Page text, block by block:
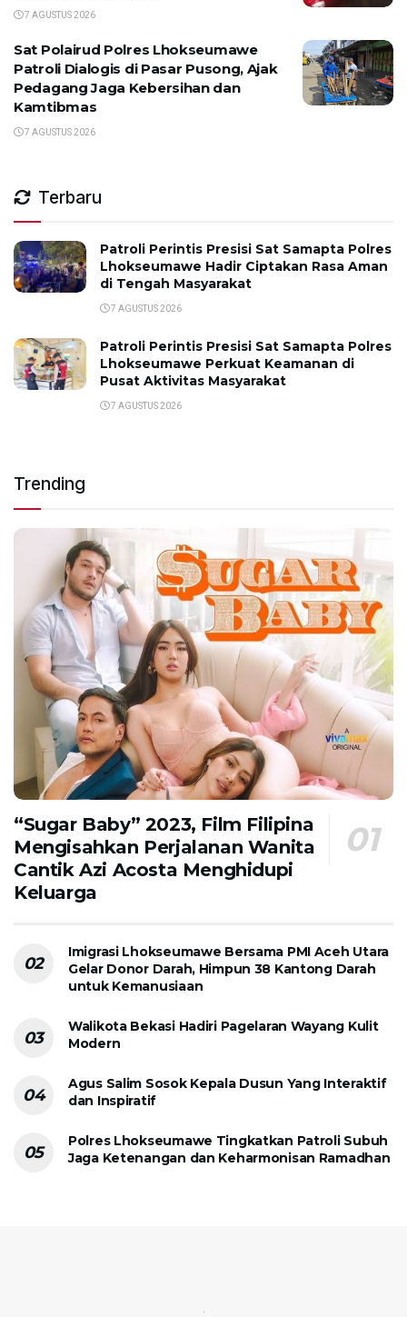
7 AGUSTUS 2026
Sat Polairud Polres Lhokseumawe
Patroli Dialogis di Pasar Pusong, Ajak
Pedagang Jaga Kebersihan dan
Kamtibmas
7 AGUSTUS 2026
Terbaru
Patroli Perintis Presisi Sat Samapta Polres
Lhokseumawe Hadir Ciptakan Rasa Aman
di Tengah Masyarakat
7 AGUSTUS 2026
Patroli Perintis Presisi Sat Samapta Polres
Lhokseumawe Perkuat Keamanan di
Pusat Aktivitas Masyarakat
7 AGUSTUS 2026
Trending
“Sugar Baby” 2023, Film Filipina
Mengisahkan Perjalanan Wanita
Cantik Azi Acosta Menghidupi
Keluarga
Imigrasi Lhokseumawe Bersama PMI Aceh Utara
Gelar Donor Darah, Himpun 38 Kantong Darah
untuk Kemanusiaan
Walikota Bekasi Hadiri Pagelaran Wayang Kulit
Modern
Agus Salim Sosok Kepala Dusun Yang Interaktif
dan Inspiratif
Polres Lhokseumawe Tingkatkan Patroli Subuh
Jaga Ketenangan dan Keharmonisan Ramadhan